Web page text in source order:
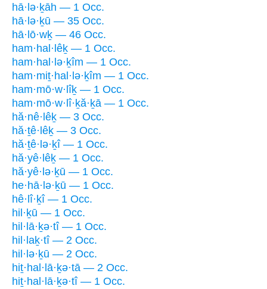
hā·lə·ḵāh — 1 Occ.
hā·lə·ḵū — 35 Occ.
hā·lō·wḵ — 46 Occ.
ham·hal·lêḵ — 1 Occ.
ham·hal·lə·ḵîm — 1 Occ.
ham·miṯ·hal·lə·ḵîm — 1 Occ.
ham·mō·w·lîḵ — 1 Occ.
ham·mō·w·lî·ḵă·ḵā — 1 Occ.
hă·nê·lêḵ — 3 Occ.
hă·ṯê·lêḵ — 3 Occ.
hă·ṯê·lə·ḵî — 1 Occ.
hă·yê·lêḵ — 1 Occ.
hă·yê·lə·ḵū — 1 Occ.
he·hā·lə·ḵū — 1 Occ.
hê·lî·ḵî — 1 Occ.
hil·ḵū — 1 Occ.
hil·lā·ḵə·tî — 1 Occ.
hil·laḵ·tî — 2 Occ.
hil·lə·ḵū — 2 Occ.
hiṯ·hal·lā·ḵə·tā — 2 Occ.
hiṯ·hal·lā·ḵə·tî — 1 Occ.